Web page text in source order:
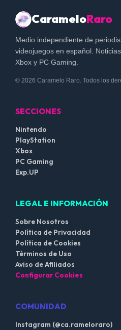
CarameloRaro
Medio independiente de
videojuegos en español.
Xbox y PC Gaming.
© 2026 Caramelo Raro. Todos los
SECCIONES
Nintendo
PlayStation
Xbox
PC Gaming
Exp.UP
LEGAL E INFORMACIÓN
Sobre Nosotros
Política de Privacidad
Política de Cookies
Términos de Uso
Aviso de Afiliados
Configurar Cookies
COMUNIDAD
Instagram (@ca.rameloraro)